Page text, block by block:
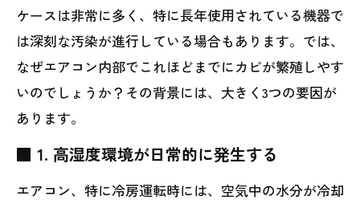
ケースは非常に多く、特に長年使用されている機器で
は深刻な汚染が進行している場合もあります。では、
なぜエアコン内部でこれほどまでにカビが繁殖しやす
いのでしょうか？その背景には、大きく3つの要因が
あります。
■ 1. 高湿度環境が日常的に発生する
エアコン、特に冷房運転時には、空気中の水分が冷却